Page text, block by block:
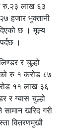
रु.२३ लाख ६३
हजार भुक्तानी
छ । मूल्य
।
र चुल्हो
रु १ करोड ८७
११ लाख ३६
र ग्यास चुल्हो
खरिद गरी
वितरणमुखी